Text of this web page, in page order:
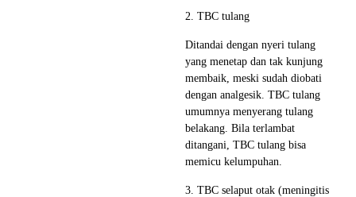
2. TBC tulang
Ditandai dengan nyeri tulang
yang menetap dan tak kunjung
membaik, meski sudah diobati
dengan analgesik. TBC tulang
umumnya menyerang tulang
belakang. Bila terlambat
ditangani, TBC tulang bisa
memicu kelumpuhan.
3. TBC selaput otak (meningitis